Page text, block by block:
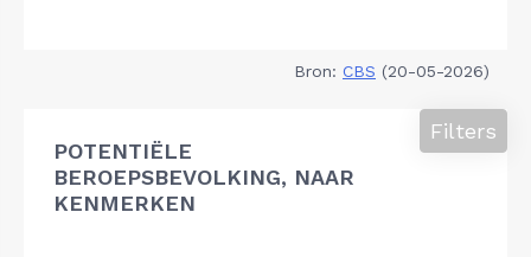
Bron: CBS (20-05-2026)
POTENTIËLE
BEROEPSBEVOLKING, NAAR
KENMERKEN
Filters